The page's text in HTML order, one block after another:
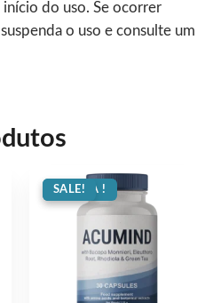
do uso. Se ocorrer
o uso e consulte um
OFERTA !
SALE!